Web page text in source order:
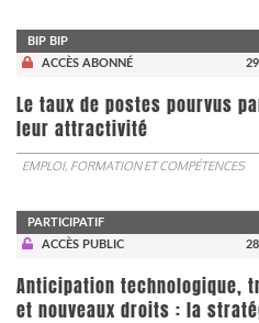
BIP BIP
ACCÈS ABONNÉ
Le taux de postes pourvus
leur attractivité
EMPLOI, FORMATION ET COMPÉTENCES
PARTICIPATIF
ACCÈS PUBLIC
Anticipation technologique,
et nouveaux droits : la